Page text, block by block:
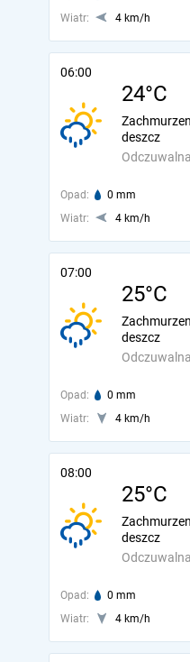
Wiatr:
4 km/h
06:00
24°C
Odczuwalna
deszcz
Opad: 0 mm
Wiatr:
4 km/h
07:00
25°C
Odczuwalna
deszcz
Opad: 0 mm
Wiatr:
4 km/h
08:00
25°C
Odczuwalna
deszcz
Opad: 0 mm
Wiatr:
4 km/h